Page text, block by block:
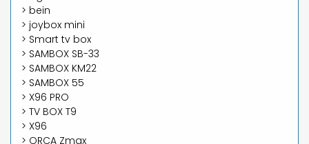
> bein
> joybox mini
> Smart tv box
> SAMBOX SB-33
> SAMBOX KM22
> SAMBOX 55
> X96 PRO
> TV BOX T9
> X96
> ORCA Zmax